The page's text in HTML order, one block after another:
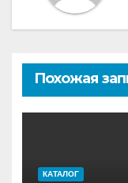
Похожая
КАТАЛОГ